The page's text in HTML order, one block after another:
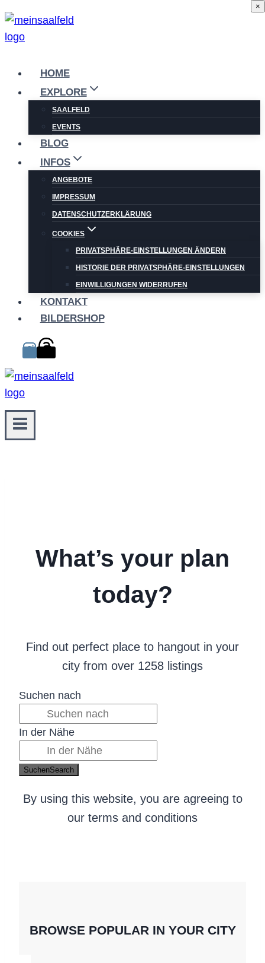
Zum
springen
HOME
EXPLORE
SAALFELD
EVENTS
BLOG
INFOS
ANGEBOTE
IMPRESSUM
DATENSCHUTZERKLÄRUNG
COOKIES
PRIVATSPHÄRE-EINSTELLUNGEN ÄNDERN
HISTORIE DER PRIVATSPHÄRE-EINSTELLUNGEN
EINWILLIGUNGEN WIDERRUFEN
KONTAKT
BILDERSHOP
What’s your plan
today?
Find out perfect place to hangout in your
city from over 1258 listings
Suchen nach
In der Nähe
SuchenSearch
By using this website, you are agreeing to
our terms and conditions
BROWSE POPULAR IN YOUR CITY
×